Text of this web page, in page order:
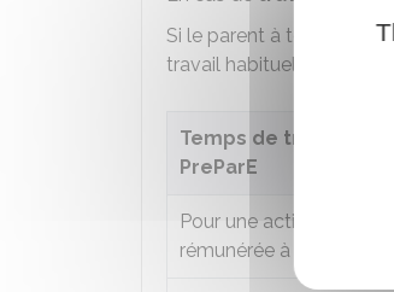
Si le parent à temps
travail habituel, le
Temps de travail
PreParE
Pour une activité ou
rémunérée à temps